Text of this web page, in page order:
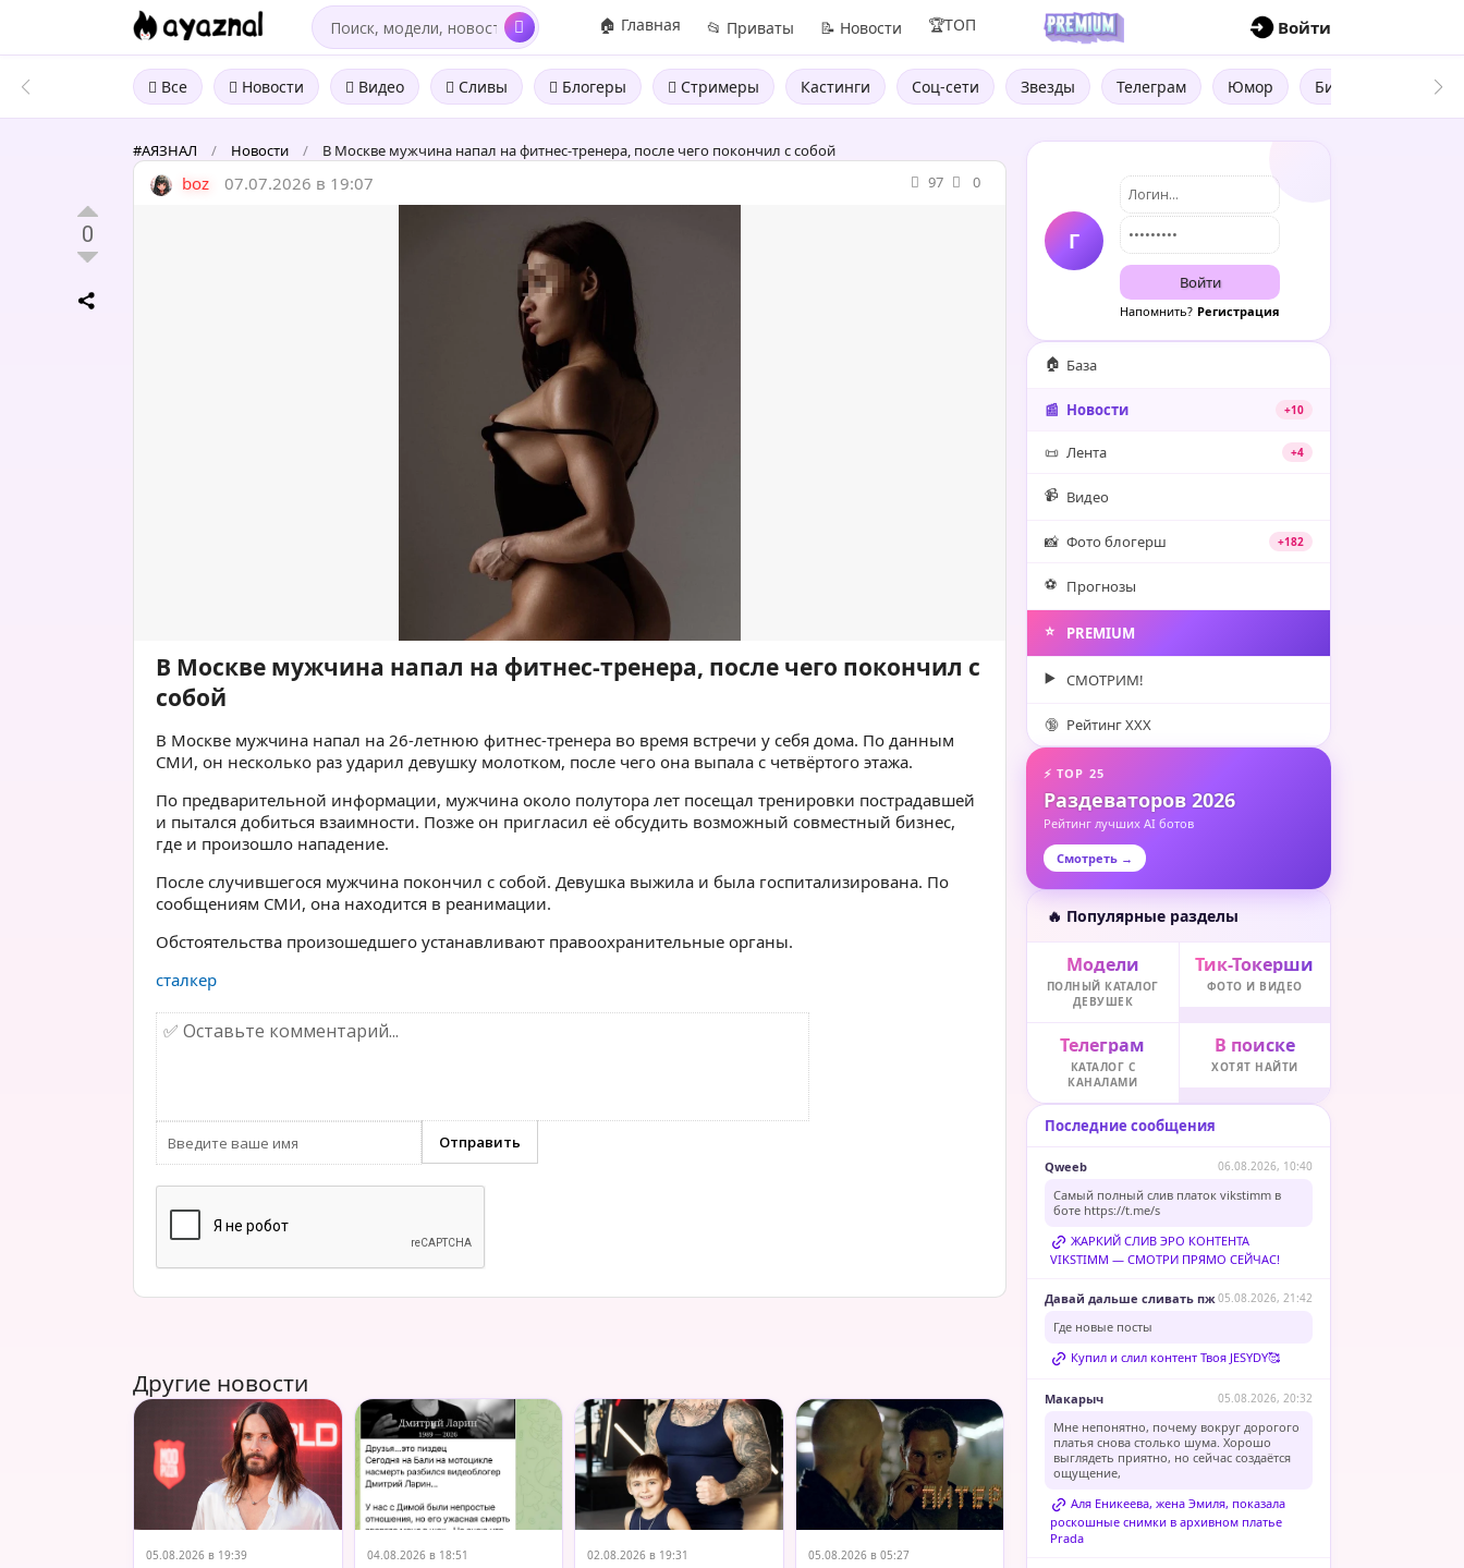
🏠 Главная 📂 Приваты 📝 Новости 🏆ТОП Войти
Все Новости Видео Сливы Блогеры Стримеры Кастинги Соц-сети Звезды Телеграм Юмор Бизнес
#АЯЗНАЛ / Новости / В Москве мужчина напал на фитнес-тренера, после чего покончил с собой
boz 07.07.2026 в 19:07 97 0
0
В Москве мужчина напал на фитнес-тренера, после чего покончил с
собой
В Москве мужчина напал на 26-летнюю фитнес-тренера во время встречи у себя дома. По данным
СМИ, он несколько раз ударил девушку молотком, после чего она выпала с четвёртого этажа.
По предварительной информации, мужчина около полутора лет посещал тренировки пострадавшей
и пытался добиться взаимности. Позже он пригласил её обсудить возможный совместный бизнес,
где и произошло нападение.
После случившегося мужчина покончил с собой. Девушка выжила и была госпитализирована. По
сообщениям СМИ, она находится в реанимации.
Обстоятельства произошедшего устанавливают правоохранительные органы.
сталкер
Другие новости
05.08.2026 в 19:39 04.08.2026 в 18:51 02.08.2026 в 19:31 05.08.2026 в 05:27
Г
Войти
Напомнить? Регистрация
🏠 База
📰 Новости +10
📜 Лента +4
📹 Видео
📸 Фото блогерш +182
⚽️ Прогнозы
⭐️ PREMIUM
▶️ СМОТРИМ!
🔞 Рейтинг XXX
⚡ TOP 25
Раздеваторов 2026
Рейтинг лучших AI ботов
Смотреть →
🔥 Популярные разделы
Модели
ПОЛНЫЙ КАТАЛОГ
ДЕВУШЕК
Тик-Токерши
ФОТО И ВИДЕО
Телеграм
КАТАЛОГ С
КАНАЛАМИ
В поиске
ХОТЯТ НАЙТИ
Последние сообщения
Qweeb 06.08.2026, 10:40
Самый полный слив платок vikstimm в
боте https://t.me/s
ЖАРКИЙ СЛИВ ЭРО КОНТЕНТА
VIKSTIMM — СМОТРИ ПРЯМО СЕЙЧАС!
Давай дальше сливать пж05.08.2026, 21:42
Где новые посты
Купил и слил контент Твоя JESYDY🥰
Макарыч 05.08.2026, 20:32
Мне непонятно, почему вокруг дорогого
платья снова столько шума. Хорошо
выглядеть приятно, но сейчас создаётся
ощущение,
Аля Еникеева, жена Эмиля, показала
роскошные снимки в архивном платье
Prada